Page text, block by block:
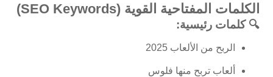
الكلمات المفتاحية القوية (SEO Keywords)
🔍 كلمات رئيسية:
الربح من الألعاب 2025
ألعاب تربح منها فلوس